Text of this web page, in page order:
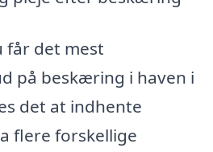
får det mest
på beskæring i haven i
det at indhente
flere forskellige